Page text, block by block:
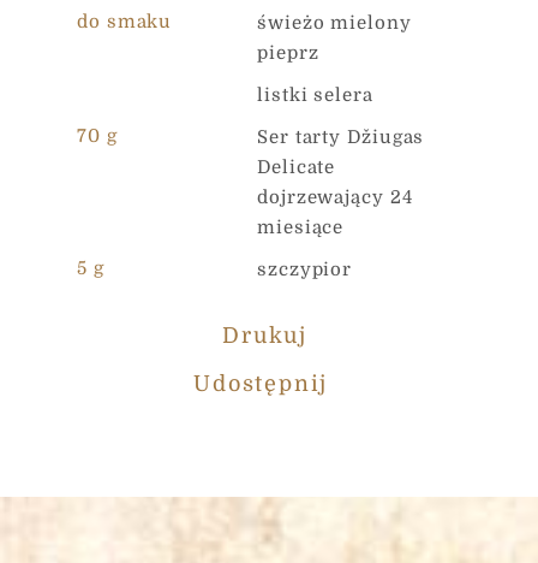
do smaku
świeżo mielony
pieprz
listki selera
70 g
Ser tarty Džiugas
Delicate
dojrzewający 24
miesiące
5 g
szczypior
Drukuj
Udostępnij
Wysłać